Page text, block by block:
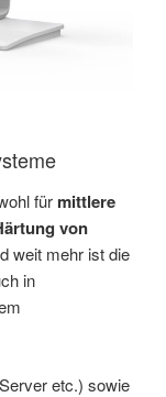
für mittlere
von
weit mehr ist die
in
etc.) sowie